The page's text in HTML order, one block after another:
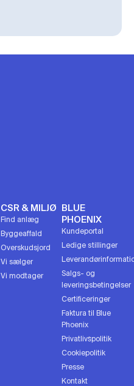
CSR & MILJØ
Find anlæg
Byggeaffald
Overskudsjord
Vi sælger
Vi modtager
BLUE
PHOENIX
Kundeportal
Ledige stillinger
Salgs- og
leveringsbetingelser
Certificeringer
Faktura til Blue
Phoenix
Privatlivspolitik
Cookiepolitik
Presse
Kontakt